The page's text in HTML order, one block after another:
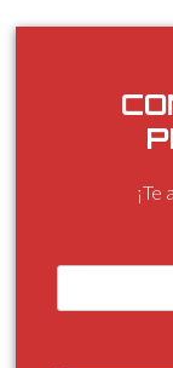
¡Te